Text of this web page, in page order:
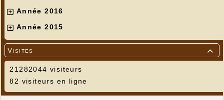
Année 2016
Année 2015

Visites
21282044 visiteurs
82 visiteurs en ligne